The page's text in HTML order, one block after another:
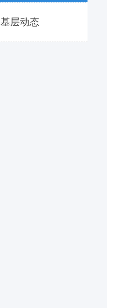
基层动态